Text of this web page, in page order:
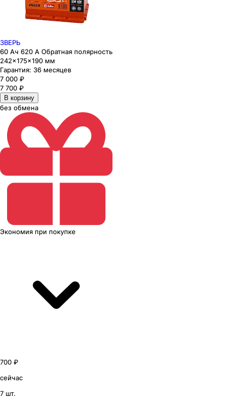
ЗВЕРЬ
60 Ач 620 А Обратная полярность
242×175×190 мм
Гарантия: 36 месяцев
7 000 ₽
7 700 ₽
В корзину
без обмена
Экономия при покупке
700 ₽
сейчас
7 шт.